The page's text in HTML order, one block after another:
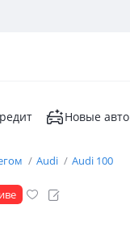
Новые авто
Audi Audi 100